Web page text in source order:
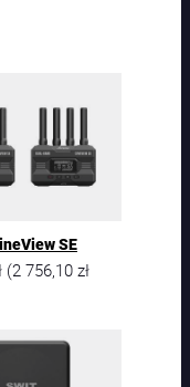
SE
(2 756,10 zł